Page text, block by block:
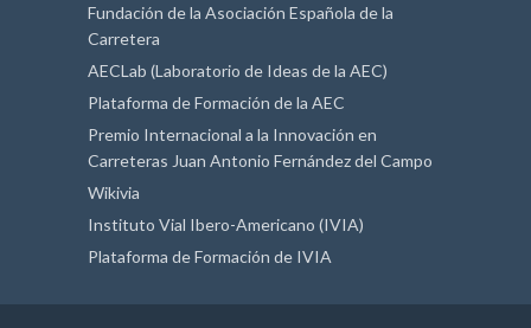
Fundación de la Asociación Española de la
Carretera
AECLab (Laboratorio de Ideas de la AEC)
Plataforma de Formación de la AEC
Premio Internacional a la Innovación en
Carreteras Juan Antonio Fernández del Campo
Wikivia
Instituto Vial Ibero-Americano (IVIA)
Plataforma de Formación de IVIA